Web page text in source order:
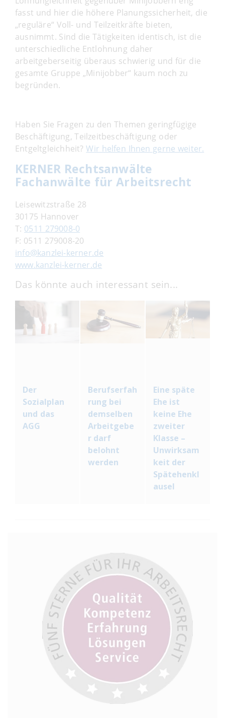
fasst und hier die höhere Planungssicherheit, die
„reguläre“ Voll- und Teilzeitkräfte bieten,
ausnimmt. Sind die Tätigkeiten identisch, ist die
unterschiedliche Entlohnung daher
arbeitgeberseitig überaus schwierig und für die
gesamte Gruppe „Minijobber“ kaum noch zu
begründen.
Haben Sie Fragen zu den Themen geringfügige
Beschäftigung, Teilzeitbeschäftigung oder
Entgeltgleichheit?Wir helfen Ihnen gerne weiter.
KERNER Rechtsanwälte
Fachanwälte für Arbeitsrecht
Leisewitzstraße 28
30175 Hannover
T: 0511 279008-0
F: 0511 279008-20
info@kanzlei-kerner.de
www.kanzlei-kerner.de
Das könnte auch interessant sein...
Der
Sozialplan
und das
AGG
Berufserfah
rung bei
demselben
Arbeitgebe
r darf
belohnt
werden
Eine späte
Ehe ist
keine Ehe
zweiter
Klasse –
Unwirksam
keit der
Spätehenkl
ausel